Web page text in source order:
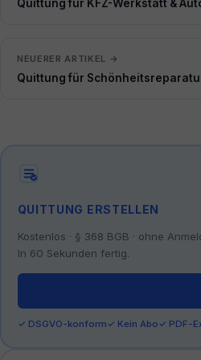
Quittung für KFZ-Werkstatt &
NEUERER ARTIKEL →
Quittung für
QUITTUNG ERSTELLEN
Kostenlos · § 368 BGB · ohne
In 60 Sekunden fertig.
✓ DSGVO-konform✓ Kein Abo✓ PDF-